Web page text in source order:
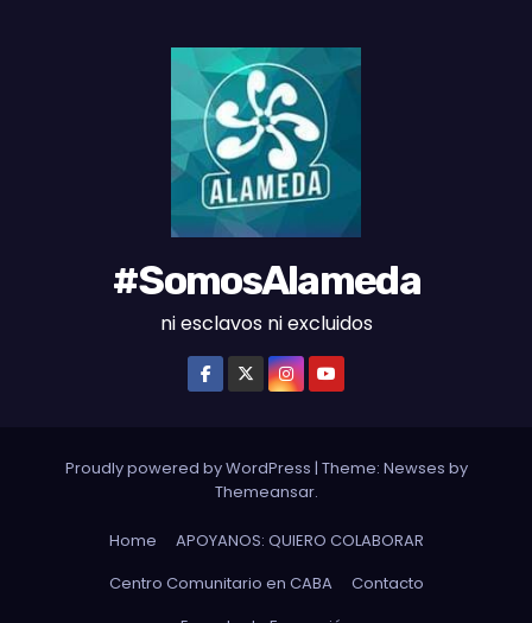
#SomosAlameda
ni esclavos ni excluidos
Proudly powered by WordPress | Theme: Newses by
Themeansar.
Home
APOYANOS: QUIERO COLABORAR
Centro Comunitario en CABA
Contacto